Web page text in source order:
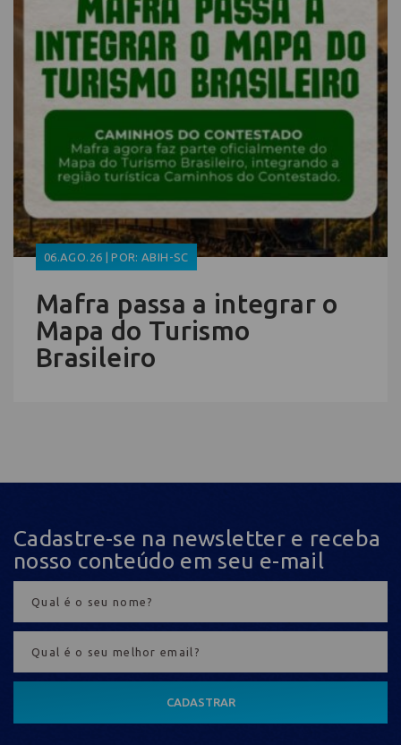
06.AGO.26 | POR: ABIH-SC
Mafra passa a integrar o
Mapa do Turismo
Brasileiro
Cadastre-se na newsletter e receba
nosso conteúdo em seu e-mail
CADASTRAR